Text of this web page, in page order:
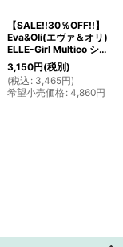
【SALE!!30％OFF!!】
Eva&Oli(エヴァ＆オリ)
ELLE-Girl Multico ショートパンツ 2歳4歳
3,150円(税別)
(税込 : 3,465円)
希望小売価格: 4,860円